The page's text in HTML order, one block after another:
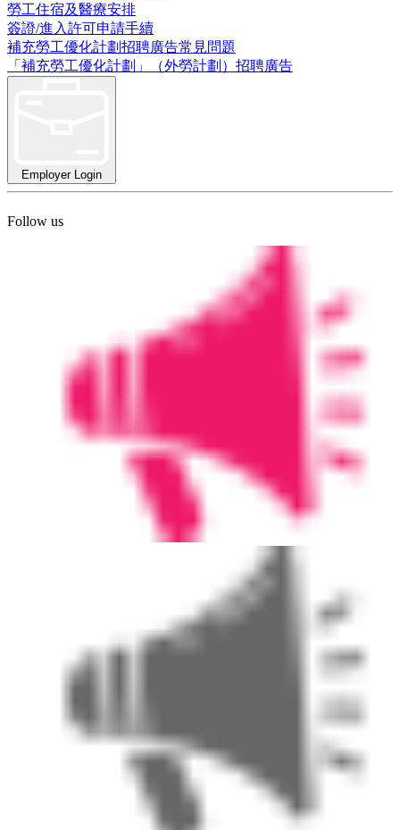
勞工住宿及醫療安排
簽證/進入許可申請手續
補充勞工優化計劃招聘廣告常見問題
「補充勞工優化計劃」（外勞計劃）招聘廣告
Employer Login
Follow us